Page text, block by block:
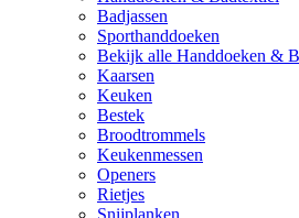
Badjassen
Sporthanddoeken
Bekijk alle Handdoeken &
Kaarsen
Keuken
Bestek
Broodtrommels
Keukenmessen
Openers
Rietjes
Snijplanken